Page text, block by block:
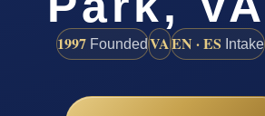
1997 FoundedVAEN · ES Intake